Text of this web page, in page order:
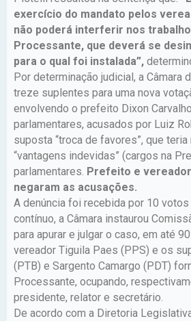
exercício do mandato pelos
não poderá interferir nos
Processante, que deverá se
para o qual foi instalada”,
Por determinação judicial, a Câmara
treze suplentes para uma nova
envolvendo o prefeito Dixon
parlamentares, acusados por Luiz
suposta “troca de favores”, que
“vantagens indevidas” (cargos na
parlamentares. Prefeito e
negaram as acusações.
A denúncia foi recebida por 10 votos
contínuo, a Câmara instaurou
para apurar e julgar o caso, em até
vereador Tiguila Paes (PPS) e os
(PTB) e Sargento Camargo (PDT)
Processante, ocupando,
presidente, relator e secretário.
De acordo com a Diretoria